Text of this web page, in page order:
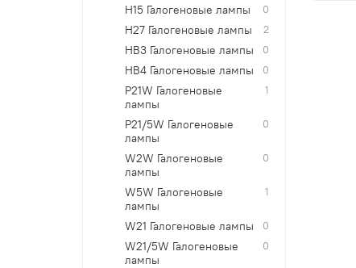
H15 Галогеновые лампы 0
H27 Галогеновые лампы 2
HB3 Галогеновые лампы 0
HB4 Галогеновые лампы 0
P21W Галогеновые
лампы
1
P21/5W Галогеновые
лампы
0
W2W Галогеновые
лампы
0
W5W Галогеновые
лампы
1
W21 Галогеновые лампы 0
W21/5W Галогеновые
лампы
0